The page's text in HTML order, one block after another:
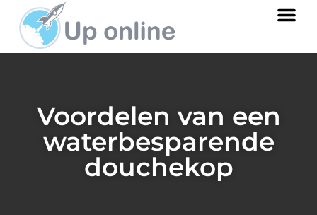
Voordelen van een
waterbesparende
douchekop